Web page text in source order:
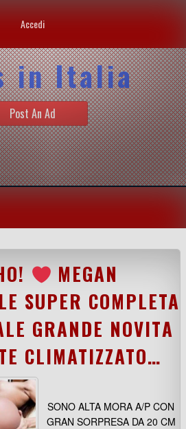
Accedi
in Italia
Post An Ad
MEGAN
SUPER COMPLETA
GRANDE NOVITА
CLIMATIZZATO…
SONO ALTA MORA A/P CON
GRAN SORPRESA DA 20 CM